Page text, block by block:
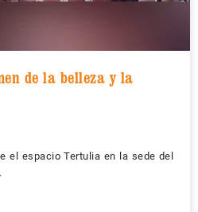
de la belleza y la
el espacio Tertulia en la sede del